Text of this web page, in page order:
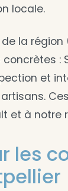
locale.
la
:
et
et à notre
les